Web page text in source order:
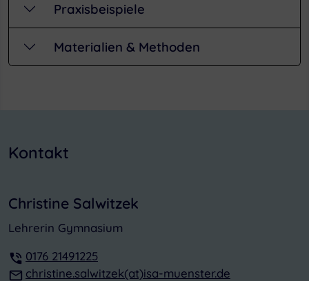
Praxisbeispiele
Materialien & Methoden
Kontakt
Christine Salwitzek
Lehrerin Gymnasium
0176 21491225
christine.salwitzek(at)isa-muenster.de